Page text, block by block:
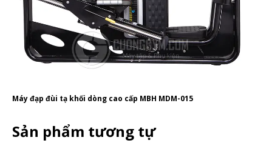
Máy đạp đùi tạ khối dòng cao cấp MBH MDM-015
Sản phẩm tương tự